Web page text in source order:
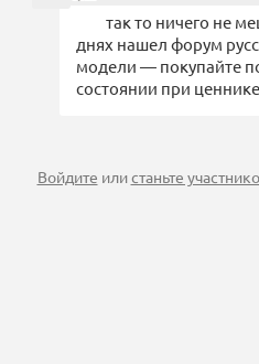
так то ничего не
днях нашел форум
модели — покупайте
состоянии при
Войдите илистаньте